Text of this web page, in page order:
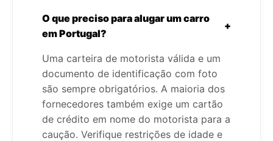
O que preciso para alugar um carro
em Portugal?
+
Uma carteira de motorista válida e um
documento de identificação com foto
são sempre obrigatórios. A maioria dos
fornecedores também exige um cartão
de crédito em nome do motorista para a
caução. Verifique restrições de idade e